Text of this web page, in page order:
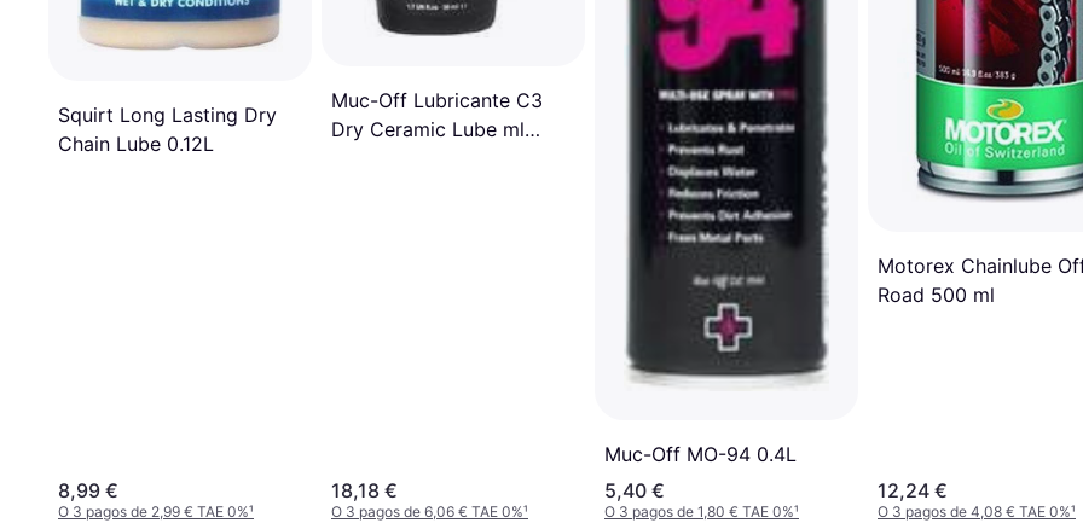
Squirt Long Lasting Dry
Chain Lube 0.12L
8,99 €
O 3 pagos de 2,99 € TAE 0%¹
Muc-Off Lubricante C3
Dry Ceramic Lube ml
18,18 €
O 3 pagos de 6,06 € TAE 0%¹
Muc-Off MO-94 0.4L
5,40 €
O 3 pagos de 1,80 € TAE 0%¹
Motorex Chainlube
Road 500 ml
12,24 €
O 3 pagos de 4,08 € TAE 0%¹